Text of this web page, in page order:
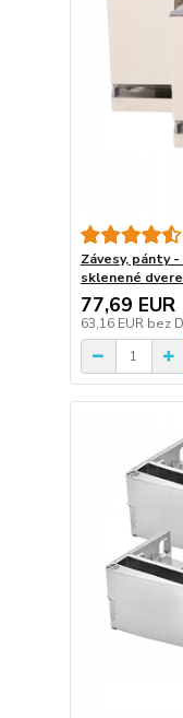
Závesy, pánty
sklenené
77,69 EUR
63,16 EUR bez